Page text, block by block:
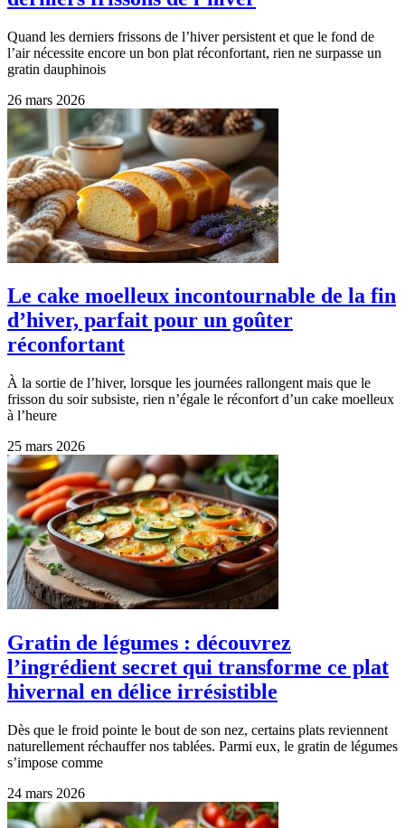
Quand les derniers frissons de l’hiver persistent et que le fond de
l’air nécessite encore un bon plat réconfortant, rien ne surpasse un
gratin dauphinois
26 mars 2026
Le cake moelleux incontournable de la fin
d’hiver, parfait pour un goûter
réconfortant
À la sortie de l’hiver, lorsque les journées rallongent mais que le
frisson du soir subsiste, rien n’égale le réconfort d’un cake moelleux
à l’heure
25 mars 2026
Gratin de légumes : découvrez
l’ingrédient secret qui transforme ce plat
hivernal en délice irrésistible
Dès que le froid pointe le bout de son nez, certains plats reviennent
naturellement réchauffer nos tablées. Parmi eux, le gratin de légumes
s’impose comme
24 mars 2026